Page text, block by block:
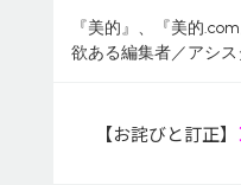
『美的』、『美的
欲ある編集者／アシ
【お詫びと訂正】